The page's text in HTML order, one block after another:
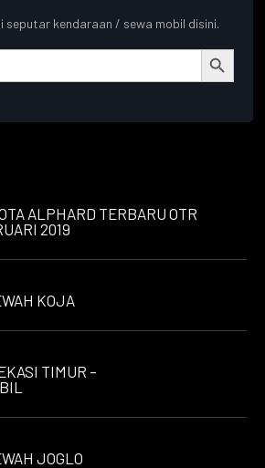
seputar kendaraan / sewa mobil disini.
Search Button
ALPHARD TERBARU OTR
2019
KOJA
TIMUR –
JOGLO